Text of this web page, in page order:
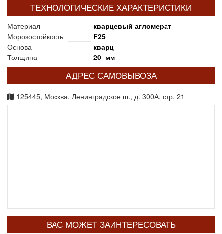
ТЕХНОЛОГИЧЕСКИЕ ХАРАКТЕРИСТИКИ
Материал
кварцевый агломерат
Морозостойкость
F25
Основа
кварц
Толщина
20 мм
АДРЕС САМОВЫВОЗА
125445, Москва, Ленинградское ш., д. 300А, стр. 21
ВАС МОЖЕТ ЗАИНТЕРЕСОВАТЬ